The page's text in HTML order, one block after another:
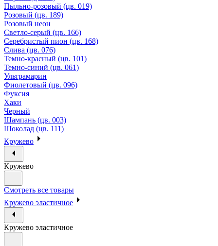
Пыльно-розовый (цв. 019)
Розовый (цв. 189)
Розовый неон
Светло-серый (цв. 166)
Серебристый пион (цв. 168)
Слива (цв. 076)
Темно-красный (цв. 101)
Темно-синий (цв. 061)
Ультрамарин
Фиолетовый (цв. 096)
Фуксия
Хаки
Черный
Шампань (цв. 003)
Шоколад (цв. 111)
Кружево
Кружево
Смотреть все товары
Кружево эластичное
Кружево эластичное